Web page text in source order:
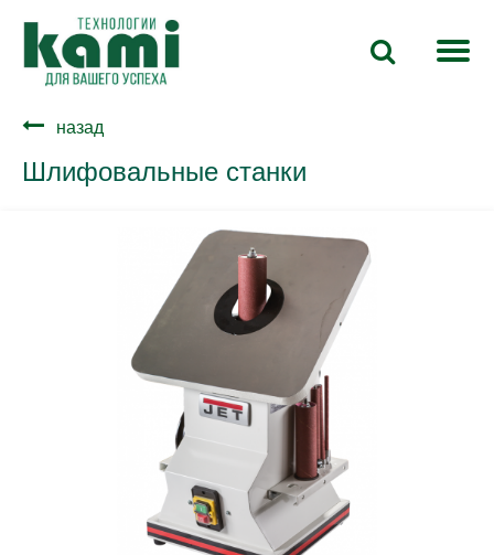
назад
Шлифовальные станки